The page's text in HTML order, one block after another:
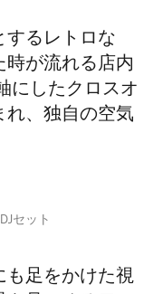
するレトロな
時が流れる店内
にしたクロスオ
れ、独自の空気
セット
も足をかけた視